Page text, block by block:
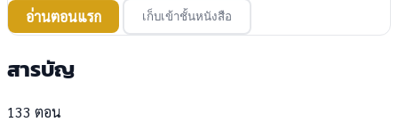
อ่านตอนแรก
เก็บเข้าชั้นหนังสือ
สารบัญ
133 ตอน